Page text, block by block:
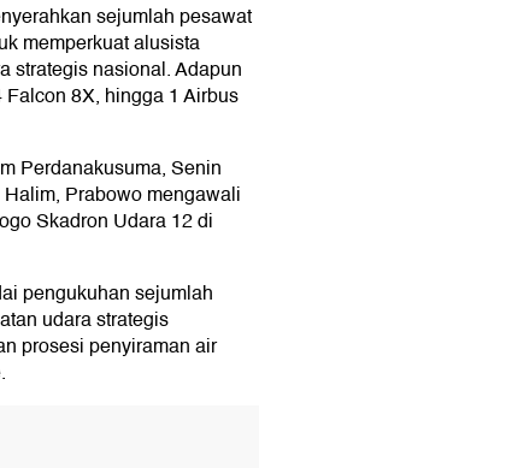
sejumlah pesawat
memperkuat alusista
strategis nasional. Adapun
8X, hingga 1 Airbus
Perdanakusuma, Senin
Prabowo mengawali
Skadron Udara 12 di
pengukuhan sejumlah
udara strategis
prosesi penyiraman air